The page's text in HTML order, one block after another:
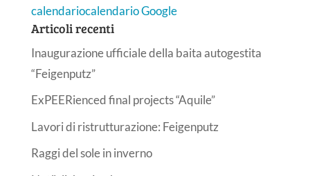
calendariocalendario Google
Articoli recenti
Inaugurazione ufficiale della baita autogestita
“Feigenputz”
ExPEERienced final projects “Aquile”
Lavori di ristrutturazione: Feigenputz
Raggi del sole in inverno